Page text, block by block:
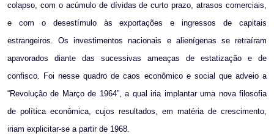
colapso, com o acúmulo de dívidas de curto prazo, atrasos comerciais,
e com o desestímulo às exportações e ingressos de capitais
estrangeiros. Os investimentos nacionais e alienígenas se retraíram
apavorados diante das sucessivas ameaças de estatização e de
confisco. Foi nesse quadro de caos econômico e social que adveio a
“Revolução de Março de 1964”, a qual iria implantar uma nova filosofia
de política econômica, cujos resultados, em matéria de crescimento,
iriam explicitar-se a partir de 1968.